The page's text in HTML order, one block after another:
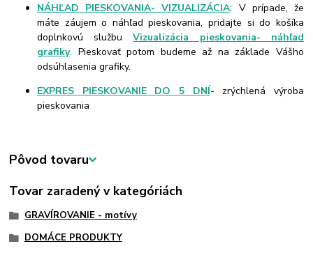
NÁHĽAD PIESKOVANIA- VIZUALIZÁCIA: V prípade, že
máte záujem o náhľad pieskovania, pridajte si do košíka
doplnkovú službuVizualizácia pieskovania- náhľad
grafiky. Pieskovať potom budeme až na základe Vášho
odsúhlasenia grafiky.
EXPRES PIESKOVANIE DO 5 DNÍ- zrýchlená výroba
pieskovania
Pôvod tovaru
Tovar zaradený v kategóriách
GRAVÍROVANIE - motívy
DOMÁCE PRODUKTY